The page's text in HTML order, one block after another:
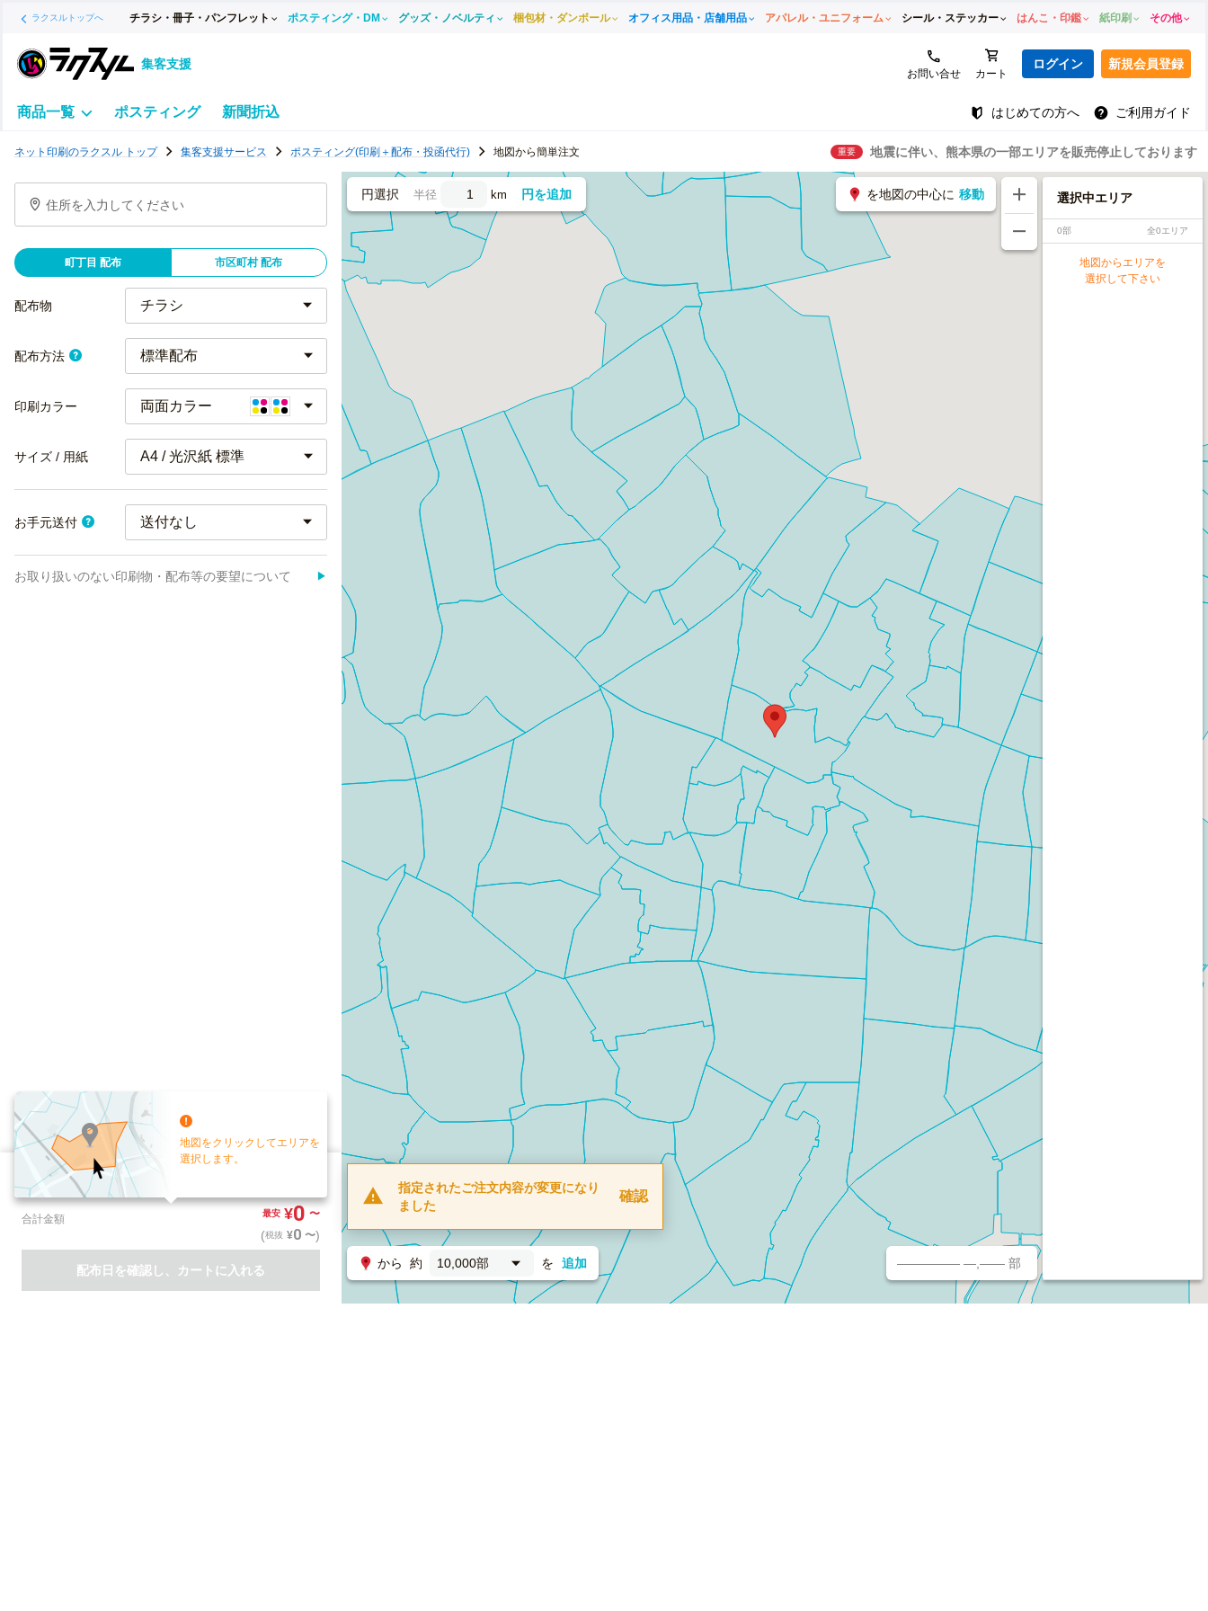
ラクスルトップへ チラシ・冊子・パンフレット ポスティング・DM グッズ・ノベルティ 梱包材・ダンボール オフィス用品・店舗用品 アパレル・ユニフォーム シール・ステッカー はんこ・印鑑 紙印刷 その他
集客支援
お問い合せ カート
ログイン 新規会員登録
商品一覧 ポスティング 新聞折込 はじめての方へ ご利用ガイド
テ
グ
ラ
ネット印刷のラクスル トップ 集客支援サービス ポスティング(印刷＋配布・投函代行) 地図から簡単注文 重要 地震に伴い、熊本県の一部エリアを販売停止しております
住所を入力してください
町丁目 配布 市区町村 配布
配布物
配布方法 標準配布
印刷カラー 両面カラー
サイズ / 用紙 A4 / 光沢紙 標準
お手元送付
お取り扱いのない印刷物・配布等の要望について ▶
地図をクリックしてエリアを
選択します。
配布部数
お手元送付
合計金額 最安 ¥0 〜
(税抜 ¥0 〜)
配布日を確認し、カートに入れる
円選択 半径 km 円を追加
指定されたご注文内容が変更になり
ました
確認
から 約 10,000部 を 追加
を地図の中心に 移動
————— —,—— 部
選択中エリア
0部 全0エリア
地図からエリアを
選択して下さい